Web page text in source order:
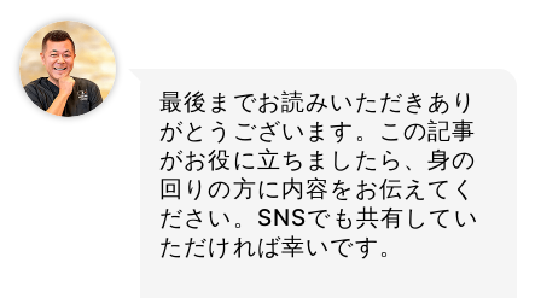
最後までお読みいただきあり
がとうございます。この記事
がお役に立ちましたら、身の
回りの方に内容をお伝えてく
ださい。SNSでも共有してい
ただければ幸いです。